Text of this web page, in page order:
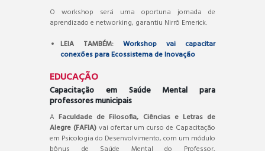
O workshop será uma oportuna jornada de
aprendizado e networking, garantiu Nirrô Emerick.
LEIA TAMBÉM: Workshop vai capacitar
conexões para Ecossistema de Inovação
EDUCAÇÃO
Capacitação em Saúde Mental para
professores municipais
AFaculdade de Filosofia, Ciências e Letras de
Alegre (FAFIA) vai ofertar um curso de Capacitação
em Psicologia do Desenvolvimento, com um módulo